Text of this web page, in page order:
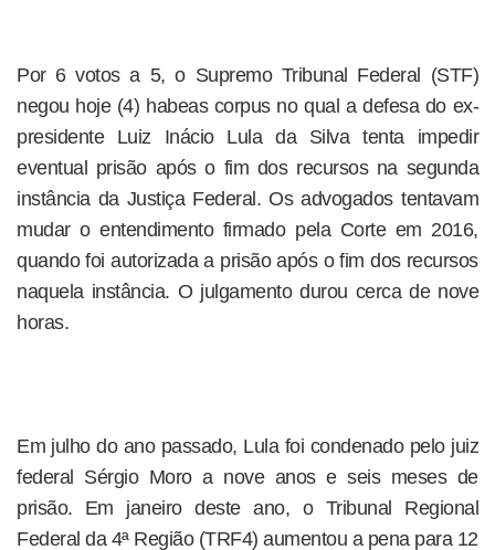
Por 6 votos a 5, o Supremo Tribunal Federal (STF)
negou hoje (4) habeas corpus no qual a defesa do ex-
presidente Luiz Inácio Lula da Silva tenta impedir
eventual prisão após o fim dos recursos na segunda
instância da Justiça Federal. Os advogados tentavam
mudar o entendimento firmado pela Corte em 2016,
quando foi autorizada a prisão após o fim dos recursos
naquela instância. O julgamento durou cerca de nove
horas.
Em julho do ano passado, Lula foi condenado pelo juiz
federal Sérgio Moro a nove anos e seis meses de
prisão. Em janeiro deste ano, o Tribunal Regional
Federal da 4ª Região (TRF4) aumentou a pena para 12